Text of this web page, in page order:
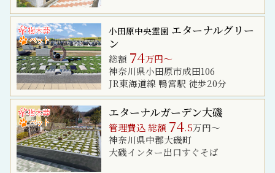
小田原中央霊園 エターナルグリー
ン
総額 74万円～
神奈川県小田原市成田106
JR東海道線 鴨宮駅 徒歩20分
エターナルガーデン大磯
管理費込 総額 74.5万円～
神奈川県中郡大磯町
大磯インター出口すぐそば